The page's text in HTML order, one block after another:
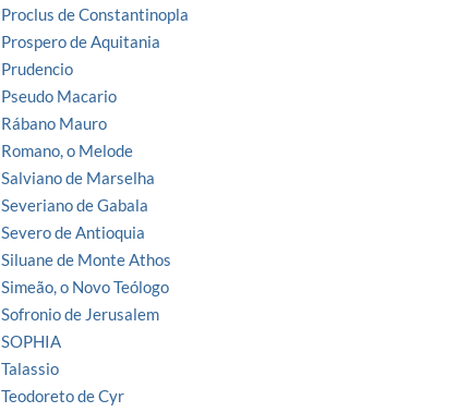
Proclus de Constantinopla
Prospero de Aquitania
Prudencio
Pseudo Macario
Rábano Mauro
Romano, o Melode
Salviano de Marselha
Severiano de Gabala
Severo de Antioquia
Siluane de Monte Athos
Simeão, o Novo Teólogo
Sofronio de Jerusalem
SOPHIA
Talassio
Teodoreto de Cyr